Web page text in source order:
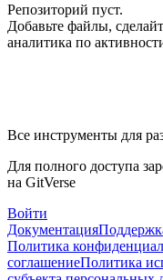
Репозиторий пуст.
Добавьте файлы,
аналитика по
Все инструменты для
Для полного доступа
на GitVerse
Войти
Документация
Политика
соглашениеПолитика